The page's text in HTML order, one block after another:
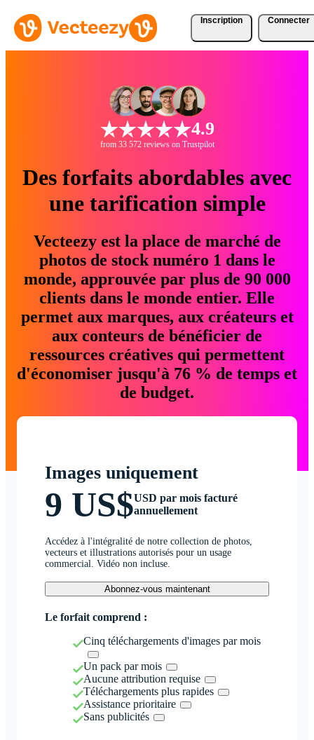
Inscription Connecter
4.9
from 33 572 reviews on Trustpilot
Des forfaits abordables avec
une tarification simple
Vecteezy est la place de marché de
photos de stock numéro 1 dans le
monde, approuvée par plus de 90 000
clients dans le monde entier. Elle
permet aux marques, aux créateurs et
aux conteurs de bénéficier de
ressources créatives qui permettent
d'économiser jusqu'à 76 % de temps et
de budget.
Images uniquement
9 US$USD par mois facturé
annuellement
Accédez à l'intégralité de notre collection de photos,
vecteurs et illustrations autorisés pour un usage
commercial. Vidéo non incluse.
Abonnez-vous maintenant
Le forfait comprend :
Cinq téléchargements d'images par mois
Un pack par mois
Aucune attribution requise
Téléchargements plus rapides
Assistance prioritaire
Sans publicités